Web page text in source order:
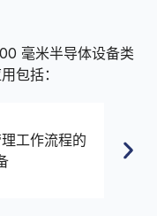
毫米半导体设备类
包括：
工作流程的